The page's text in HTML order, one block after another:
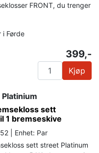
FRONT, du trenger
i Førde
399,-
Kjøp
sett
1 bremseskive
| Enhet: Par
sett street Platinum